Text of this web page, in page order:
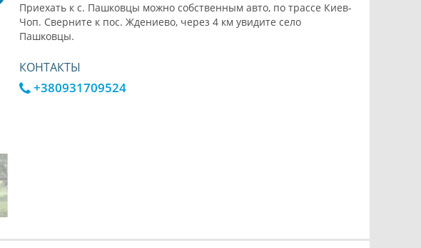
Приехать к с. Пашковцы можно собственным авто, по трассе Киев-
Чоп. Сверните к пос. Ждениево, через 4 км увидите село
Пашковцы.
КОНТАКТЫ
+380931709524